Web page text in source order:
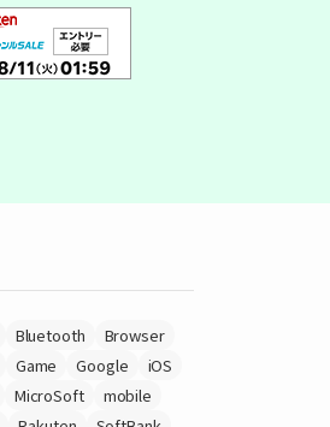
Bluetooth
Browser
Game Google
iOS
MicroSoft
mobile